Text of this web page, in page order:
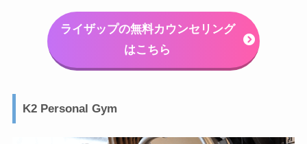
ライザップの無料カウンセリング
はこちら
K2 Personal Gym